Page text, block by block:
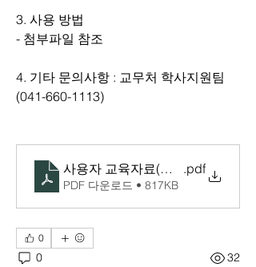
3. 사용 방법
- 첨부파일 참조
4. 기타 문의사항 : 교무처 학사지원팀
(041-660-1113)
사용자 교육자료(전자출결-학생용
.pdf
PDF 다운로드 • 817KB
0
0 32